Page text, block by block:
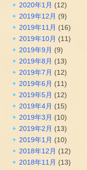
2020年1月 (12)
2019年12月 (9)
2019年11月 (16)
2019年10月 (11)
2019年9月 (9)
2019年8月 (13)
2019年7月 (12)
2019年6月 (11)
2019年5月 (12)
2019年4月 (15)
2019年3月 (10)
2019年2月 (13)
2019年1月 (10)
2018年12月 (12)
2018年11月 (13)